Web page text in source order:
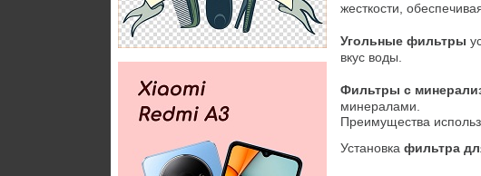
жесткости,
Угольные фильтры
вкус воды.
Фильтры с
минералами.
Преимущества
Установка фильтра